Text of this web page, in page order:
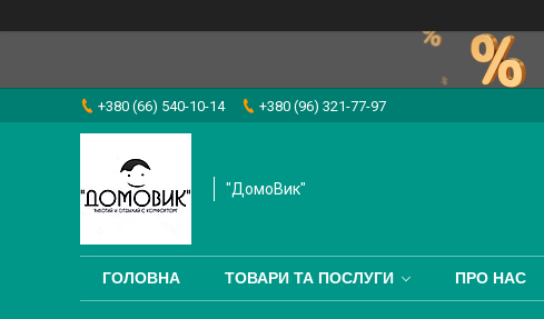
+380 (66) 540-10-14 +380 (96) 321-77-97
"ДомоВик"
ГОЛОВНА ТОВАРИ ТА ПОСЛУГИ ПРО НАС